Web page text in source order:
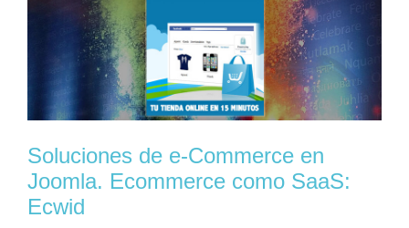
Soluciones de e-Commerce en
Joomla. Ecommerce como SaaS:
Ecwid